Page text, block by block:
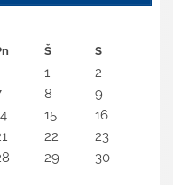
Š S
1
2
8
9
15
16
22
23
29
30